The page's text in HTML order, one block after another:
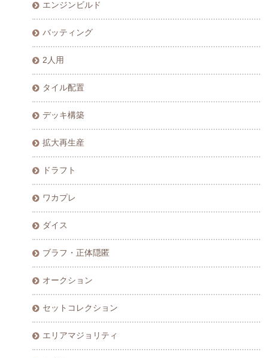
エンジンビルド
バッティング
2人用
タイル配置
デッキ構築
拡大再生産
ドラフト
ワカプレ
ダイス
ブラフ・正体隠匿
オークション
セットコレクション
エリアマジョリティ